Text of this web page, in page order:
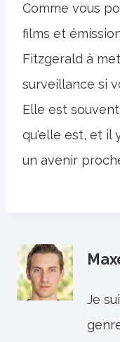
Comme vous
films et
Fitzgerald à
surveillance si
Elle est
qu'elle est, et il
un avenir
Je